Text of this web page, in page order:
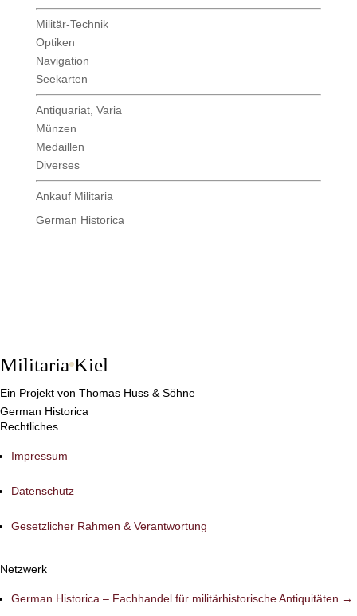
Militär-Technik
Optiken
Navigation
Seekarten
Antiquariat, Varia
Münzen
Medaillen
Diverses
Ankauf Militaria
German Historica
Militaria Kiel
Ein Projekt von Thomas Huss & Söhne –
German Historica
Rechtliches
Impressum
Datenschutz
Gesetzlicher Rahmen & Verantwortung
Netzwerk
German Historica – Fachhandel für militärhistorische Antiquitäten →